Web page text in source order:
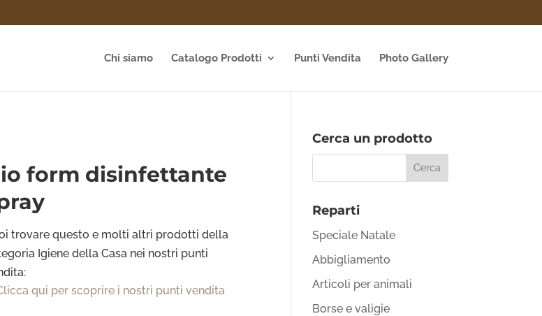
Chi siamo Catalogo Prodotti Punti Vendita Photo Gallery
form disinfettante
trovare questo e molti altri prodotti della
Igiene della Casa nei nostri punti
qui per scoprire i nostri punti vendita
Cerca un prodotto
Reparti
Speciale Natale
Abbigliamento
Articoli per animali
Borse e valigie